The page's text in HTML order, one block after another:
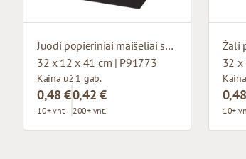
Juodi popieriniai maišeliai su susuktomis rankenomis
32 x 12 x 41 cm | P91773
Kaina už 1 gab.
0,48 €
10+ vnt.
0,42 €
200+ vnt.
32 x
10+